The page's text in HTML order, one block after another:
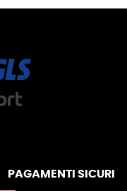
PAGAMENTI SICURI